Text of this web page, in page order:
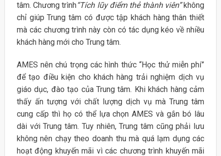
tâm. Chương trình“Tích lũy điểm thẻ thành viên”không
chỉ giúp Trung tâm có được tập khách hàng thân thiết
mà các chương trình này còn có tác dụng kéo về nhiều
khách hàng mới cho Trung tâm.
AMES nên chú trọng các hình thức “Học thử miễn phí”
để tạo điều kiện cho khách hàng trải nghiệm dịch vụ
giáo dục, đào tạo của Trung tâm. Khi khách hàng cảm
thấy ấn tượng với chất lượng dịch vụ mà Trung tâm
cung cấp thì họ có thể lựa chọn AMES và gắn bó lâu
dài với Trung tâm. Tuy nhiên, Trung tâm cũng phải lưu
không nên chạy theo doanh thu mà quá lạm dụng các
hoạt động khuyến mãi vì các chương trình khuyến mãi